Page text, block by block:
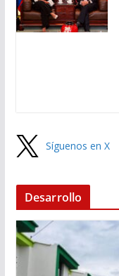
Síguenos en X
Desarrollo